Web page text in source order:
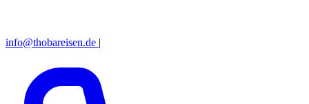
info@thobareisen.de |